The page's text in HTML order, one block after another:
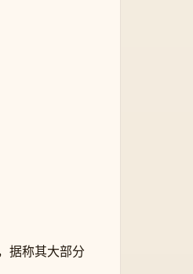
据称其大部分